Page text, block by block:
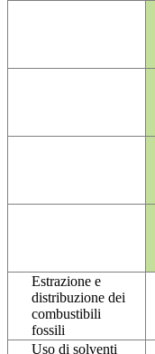
Estrazione e
distribuzione dei
combustibili
fossili
Uso di solventi